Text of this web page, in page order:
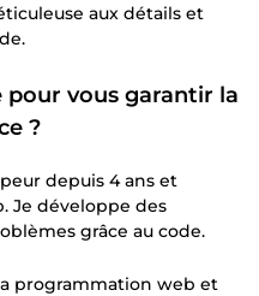
aux détails et
pour vous garantir la
?
depuis 4 ans et
Je développe des
grâce au code.
programmation web et